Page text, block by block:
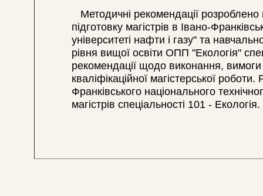
Методичні рекомендації
підготовку магістрів в Івано-
університеті нафти і газу" та
рівня вищої освіти ОПП "Екологія"
рекомендації щодо виконання,
кваліфікаційної магістерської
Франківського національного
магістрів спеціальності 101 - Екологія.